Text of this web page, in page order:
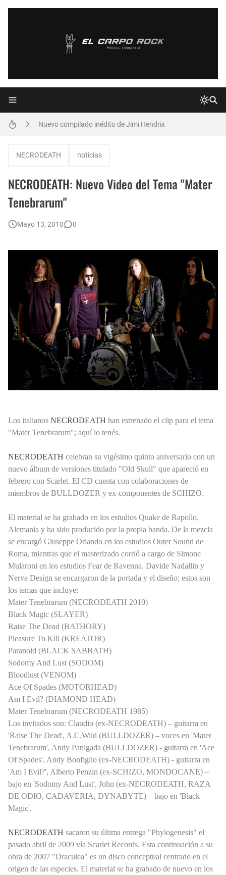
Declaraciones de Paulo Jr. de Sepultura
Nuevo compilado inédito de Jimi Hendrix
Autobiografía fotográfica de Jimmy Page.
NECRODEATH noticias
NECRODEATH: Nuevo Video del Tema "Mater
Tenebrarum"
Mayo 13, 2010 0
Los italianos NECRODEATH han estrenado el clip para el tema
"Mater Tenebrarum"; aquí lo tenés.
NECRODEATH celebran su vigésimo quinto aniversario con un
nuevo álbum de versiones titulado "Old Skull" que apareció en
febrero con Scarlet. El CD cuenta con colaboraciones de
miembros de BULLDOZER y ex-componentes de SCHIZO.
El material se ha grabado en los estudios Quake de Rapollo,
Alemania y ha sido producido por la propia banda. De la mezcla
se encargó Giuseppe Orlando en los estudios Outer Sound de
Roma, mientras que el masterizado corrió a cargo de Simone
Mularoni en los estudios Fear de Ravenna. Davide Nadallin y
Nerve Design se encargaron de la portada y el diseño; estos son
los temas que incluye:
Mater Tenebrarum (NECRODEATH 2010)
Black Magic (SLAYER)
Raise The Dead (BATHORY)
Pleasure To Kill (KREATOR)
Paranoid (BLACK SABBATH)
Sodomy And Lust (SODOM)
Bloodlust (VENOM)
Ace Of Spades (MOTORHEAD)
Am I Evil? (DIAMOND HEAD)
Mater Tenebrarum (NECRODEATH 1985)
Los invitados son: Claudio (ex-NECRODEATH) – guitarra en
'Raise The Dead', A.C.Wild (BULLDOZER) – voces en 'Mater
Tenebrarum', Andy Panigada (BULLDOZER) - guitarra en 'Ace
Of Spades', Andy Bonfiglio (ex-NECRODEATH) - guitarra en
'Am I Evil?', Alberto Penzin (ex-SCHIZO, MONDOCANE) –
bajo en 'Sodomy And Lust', John (ex-NECRODEATH, RAZA
DE ODIO, CADAVERIA, DYNABYTE) – bajo en 'Black
Magic'.
NECRODEATH sacaron su última entrega "Phylogenesis" el
pasado abril de 2009 vía Scarlet Records. Esta continuación a su
obra de 2007 "Draculea" es un disco conceptual centrado en el
origen de las especies. El material se ha grabado de nuevo en los